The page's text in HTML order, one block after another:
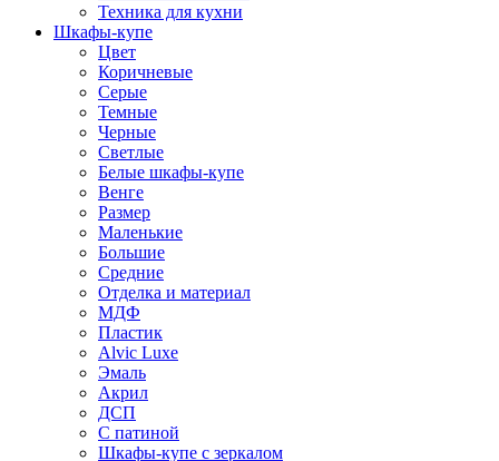
Техника для кухни
Шкафы-купе
Цвет
Коричневые
Серые
Темные
Черные
Светлые
Белые шкафы-купе
Венге
Размер
Маленькие
Большие
Средние
Отделка и материал
МДФ
Пластик
Alvic Luxe
Эмаль
Акрил
ДСП
С патиной
Шкафы-купе с зеркалом